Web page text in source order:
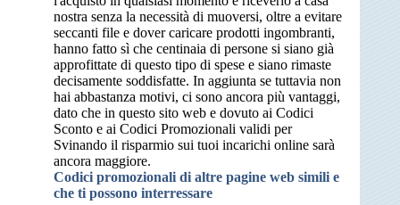
nostra senza la necessità di muoversi, oltre a evitare
seccanti file e dover caricare prodotti ingombranti,
hanno fatto sì che centinaia di persone si siano già
approfittate di questo tipo di spese e siano rimaste
decisamente soddisfatte. In aggiunta se tuttavia non
hai abbastanza motivi, ci sono ancora più vantaggi,
dato che in questo sito web e dovuto ai Codici
Sconto e ai Codici Promozionali validi per
Svinando il risparmio sui tuoi incarichi online sarà
ancora maggiore.
Codici promozionali di altre pagine web simili e
che ti possono interressare